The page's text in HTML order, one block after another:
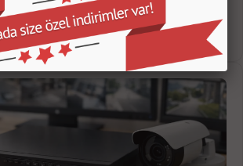
karşılaştırın; eviniz veya iş yeriniz için
seçin.